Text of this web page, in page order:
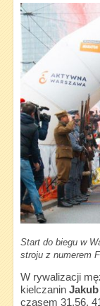
Start do biegu w
stroju z numerem
W rywalizacji
kielczanin
czasem 31.56.